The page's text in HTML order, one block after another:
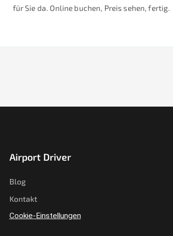
für Sie da. Online buchen, Preis sehen, fertig.
Airport Driver
Blog
Kontakt
Cookie-Einstellungen